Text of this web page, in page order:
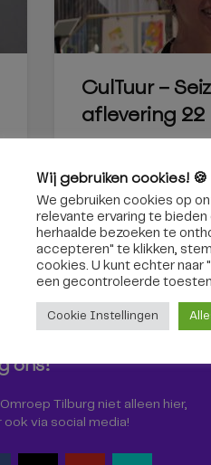
CulTuur –
aflevering 22
ons!
Tilburg niet alleen hier,
ook via social media!
Wij gebruiken cookies! 🍪
We gebruiken cookies op
relevante ervaring te
herhaalde bezoeken te
accepteren" te klikken,
cookies. U kunt echter naar
een ​​gecontroleerde
Cookie Instellingen